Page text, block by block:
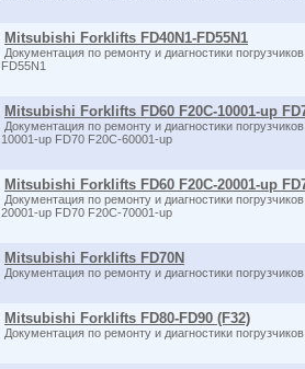
Mitsubishi Forklifts FD40N1-FD55N1
Документация по ремонту и диагностики
FD55N1
Mitsubishi Forklifts FD60 F20C-10001-up
Документация по ремонту и диагностики
10001-up FD70 F20C-60001-up
Mitsubishi Forklifts FD60 F20C-20001-up
Документация по ремонту и диагностики
20001-up FD70 F20C-70001-up
Mitsubishi Forklifts FD70N
Документация по ремонту и диагностики
Mitsubishi Forklifts FD80-FD90 (F32)
Документация по ремонту и диагностики